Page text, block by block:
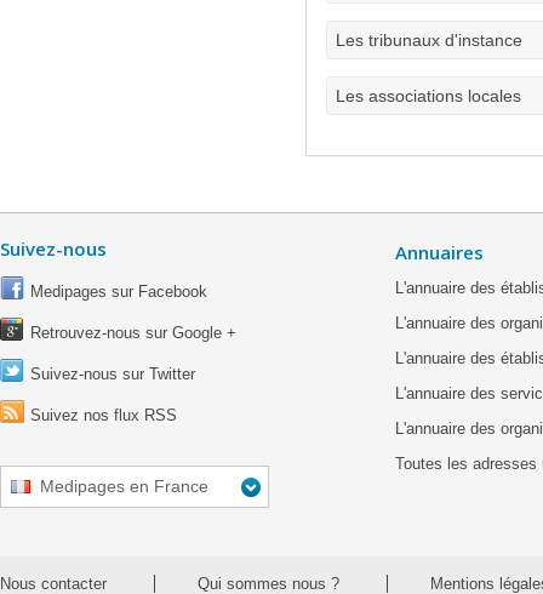
Les tribunaux d'instance
Les associations locales
Suivez-nous
Medipages sur Facebook
Retrouvez-nous sur Google +
Suivez-nous sur Twitter
Suivez nos flux RSS
Medipages en France
Annuaires
L'annuaire des
L'annuaire des
L'annuaire des
L'annuaire des
L'annuaire des
Toutes les adresses
Nous contacter Qui sommes nous ? Mentions